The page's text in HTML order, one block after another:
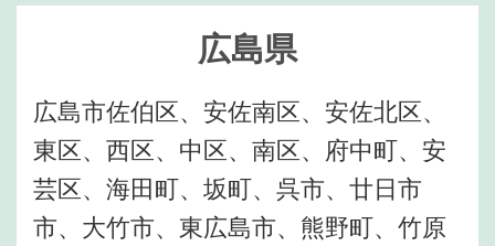
広島県
広島市佐伯区、安佐南区、安佐北区、
東区、西区、中区、南区、府中町、安
芸区、海田町、坂町、呉市、廿日市
市、大竹市、東広島市、熊野町、竹原